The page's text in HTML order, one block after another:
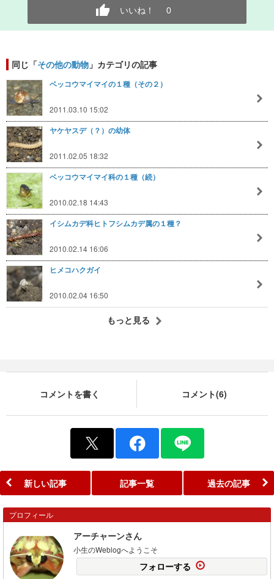
いいね！ 0
同じ「その他の動物 」カテゴリの記事
ベッコウマイマイの１種（その２）
2011.03.10 15:02
ヤケヤスデ（？）の幼体
2011.02.05 18:32
ベッコウマイマイ科の１種（続）
2010.02.18 14:43
イシムカデ科ヒトフシムカデ属の１種？
2010.02.14 16:06
ヒメコハクガイ
2010.02.04 16:50
もっと見る
コメントを書く コメント(6)
新しい記事 記事一覧 過去の記事
プロフィール
アーチャーンさん
小生のWeblogへようこそ
フォローする